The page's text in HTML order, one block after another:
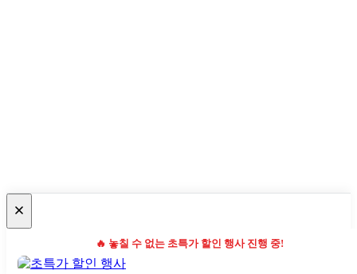
🔥 놓칠 수 없는 초특가 할인 행사 진행 중!